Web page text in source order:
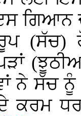
ਗਿਆਨ
(ਸੱਚ)
ਨੇ ਸੱਚ
ਕਰਮ